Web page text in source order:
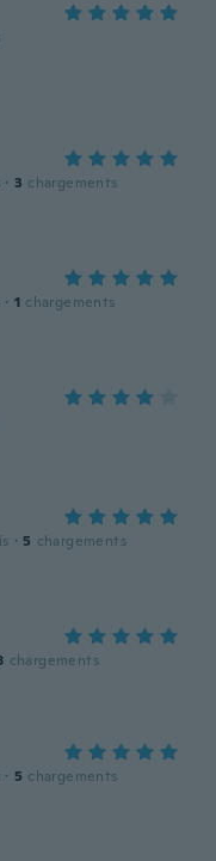
· 3 chargements
· 1 chargements
· 5 chargements
chargements
· 5 chargements